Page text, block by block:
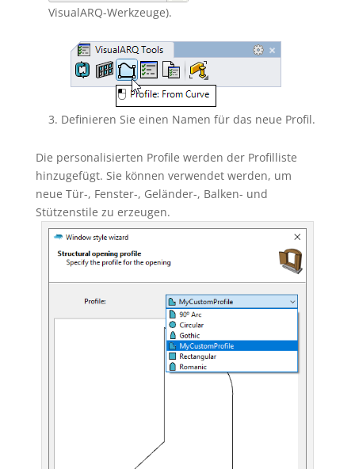
VisualARQ-Werkzeuge).
Definieren Sie einen Namen für das neue Profil.
Die personalisierten Profile werden der Profilliste
hinzugefügt. Sie können verwendet werden, um
neue Tür-, Fenster-, Geländer-, Balken- und
Stützenstile zu erzeugen.